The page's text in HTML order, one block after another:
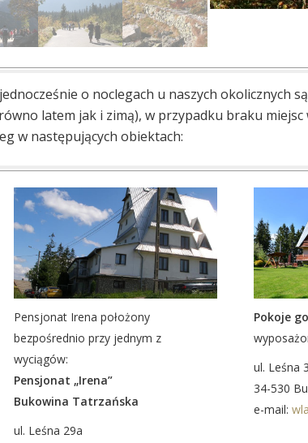
o noclegach u naszych okolicznych
latem jak i zimą), w przypadku braku miejsc
w następujących obiektach:
Pensjonat Irena położony
bezpośrednio przy jednym z
wyciągów:
Pensjonat „Irena”
Bukowina Tatrzańska
ul. Leśna 29a
Pokoje
ul. Leśna
34-530
e-mail: